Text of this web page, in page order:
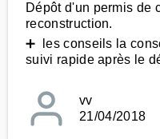
Dépôt d'un permis de
reconstruction.
➕ les conseils la
suivi rapide après le
vv
21/04/2018